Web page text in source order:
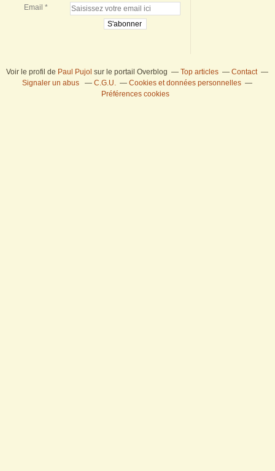
Email
Voir le profil de Paul Pujol sur le portail Overblog Top articles
Contact
Signaler un abus
C.G.U.
Cookies et données personnelles
Préférences cookies